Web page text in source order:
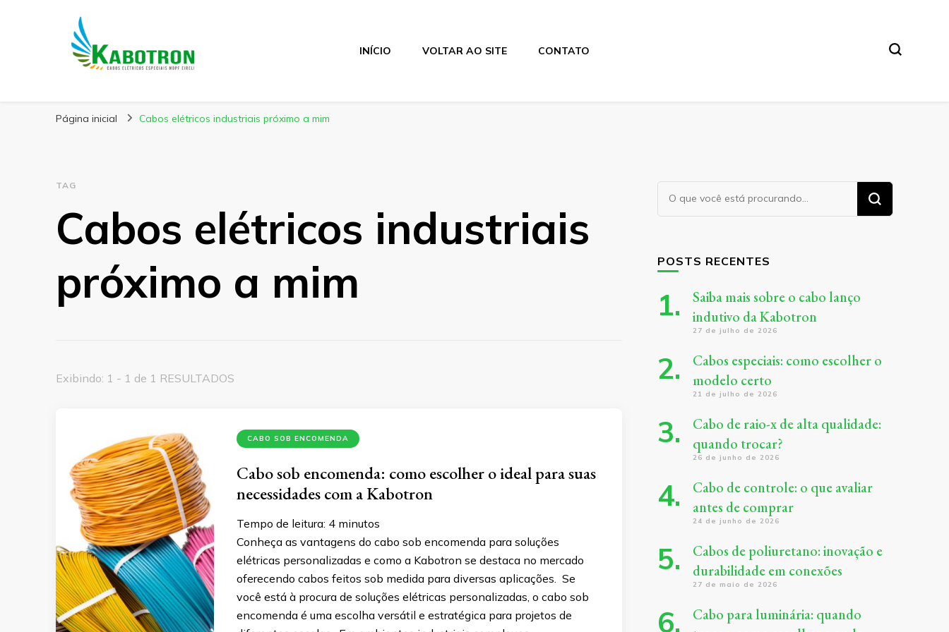
Kabotron
INÍCIO VOLTAR AO SITE CONTATO
Página inicial Cabos elétricos industriais próximo a mim
TAG
Cabos elétricos industriais
próximo a mim
Exibindo: 1 - 1 de 1 RESULTADOS
CABO SOB ENCOMENDA
Cabo sob encomenda: como escolher o ideal para suas
necessidades com a Kabotron
Tempo de leitura: 4 minutos
Conheça as vantagens do cabo sob encomenda para soluções
elétricas personalizadas e como a Kabotron se destaca no mercado
oferecendo cabos feitos sob medida para diversas aplicações. Se
você está à procura de soluções elétricas personalizadas, o cabo sob
encomenda é uma escolha versátil e estratégica para projetos de
Procurando
algo?
POSTS RECENTES
Saiba mais sobre o cabo lanço
indutivo da Kabotron
27 de julho de 2026
Cabos especiais: como escolher o
modelo certo
21 de julho de 2026
Cabo de raio-x de alta qualidade:
quando trocar?
26 de junho de 2026
Cabo de controle: o que avaliar
antes de comprar
24 de junho de 2026
Cabos de poliuretano: inovação e
durabilidade em conexões
27 de maio de 2026
Cabo para luminária: quando